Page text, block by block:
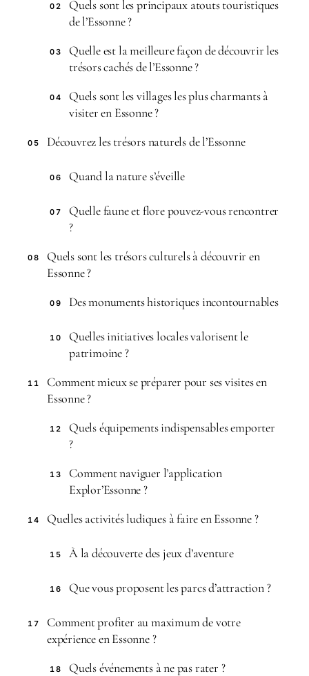
02
Quels sont les principaux atouts touristiques
de l’Essonne ?
03
Quelle est la meilleure façon de découvrir les
trésors cachés de l’Essonne ?
04
Quels sont les villages les plus charmants à
visiter en Essonne ?
05 Découvrez les trésors naturels de l’Essonne
06 Quand la nature s’éveille
07
Quelle faune et flore pouvez-vous rencontrer
?
08
Quels sont les trésors culturels à découvrir en
Essonne ?
09 Des monuments historiques incontournables
10
Quelles initiatives locales valorisent le
patrimoine ?
11
Comment mieux se préparer pour ses visites en
Essonne ?
12
Quels équipements indispensables emporter
?
13
Comment naviguer l’application
Explor’Essonne ?
14 Quelles activités ludiques à faire en Essonne ?
15 À la découverte des jeux d’aventure
16 Que vous proposent les parcs d’attraction ?
17
Comment profiter au maximum de votre
expérience en Essonne ?
18 Quels événements à ne pas rater ?